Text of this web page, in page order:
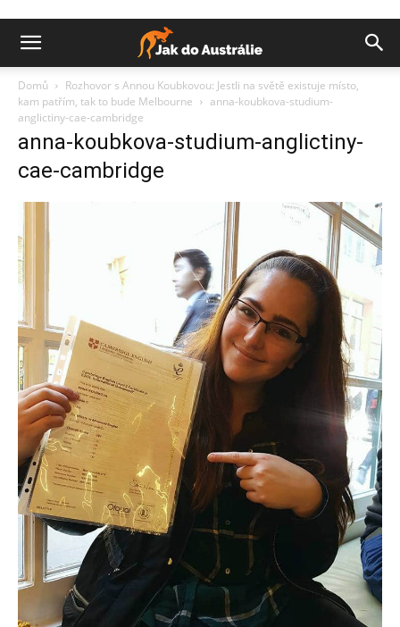
Domů
Rozhovor s Annou Koubkovou: Jestli na světě existuje místo,
kam patřím, tak to bude Melbourne
anna-koubkova-studium-
anglictiny-cae-cambridge
anna-koubkova-studium-anglictiny-
cae-cambridge